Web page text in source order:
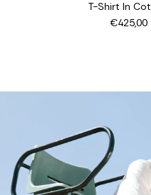
T-Shirt In
€425,00